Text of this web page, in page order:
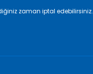
zaman iptal edebilirsiniz.